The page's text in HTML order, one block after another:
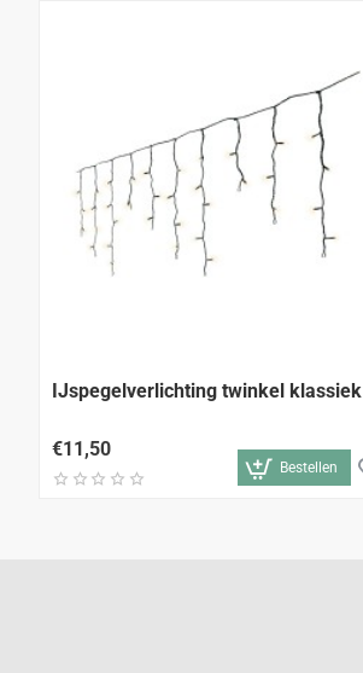
IJspegelverlichting twinkel klassiek
€11,50
Bestellen